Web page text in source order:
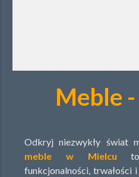
Meble
Odkryj niezwykły świat
meble w Mielcu to
funkcjonalności, trwałości